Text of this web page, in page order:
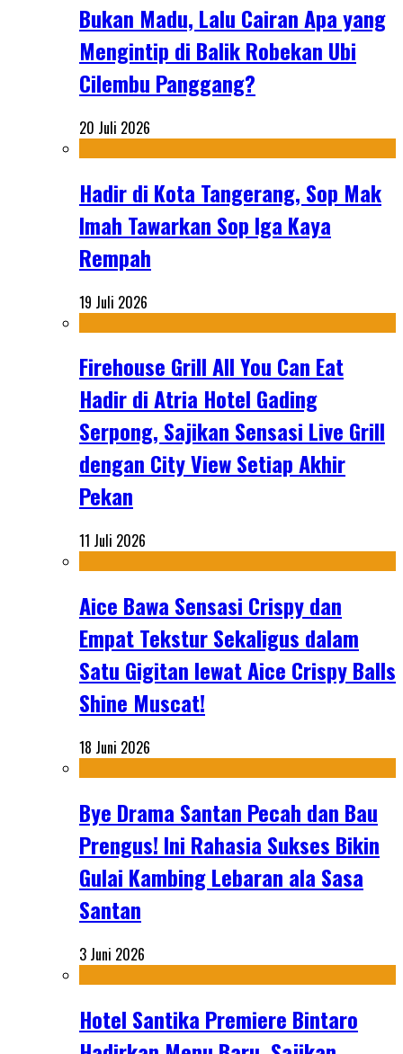
Bukan Madu, Lalu Cairan Apa yang
Mengintip di Balik Robekan Ubi
Cilembu Panggang?
20 Juli 2026
Hadir di Kota Tangerang, Sop Mak
Imah Tawarkan Sop Iga Kaya
Rempah
19 Juli 2026
Firehouse Grill All You Can Eat
Hadir di Atria Hotel Gading
Serpong, Sajikan Sensasi Live Grill
dengan City View Setiap Akhir
Pekan
11 Juli 2026
Aice Bawa Sensasi Crispy dan
Empat Tekstur Sekaligus dalam
Satu Gigitan lewat Aice Crispy Balls
Shine Muscat!
18 Juni 2026
Bye Drama Santan Pecah dan Bau
Prengus! Ini Rahasia Sukses Bikin
Gulai Kambing Lebaran ala Sasa
Santan
3 Juni 2026
Hotel Santika Premiere Bintaro